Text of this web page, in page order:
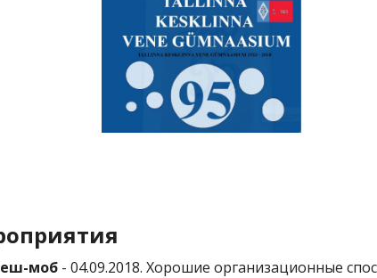
моб - 04.09.2018. Хорошие организационные